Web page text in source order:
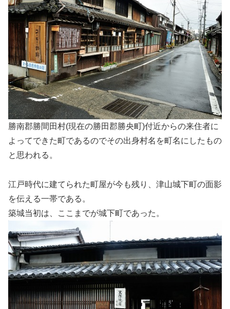
勝南郡勝間田村(現在の勝田郡勝央町)付近からの来住者に
よってできた町であるのでその出身村名を町名にしたもの
と思われる。
江戸時代に建てられた町屋が今も残り、津山城下町の面影
を伝える一帯である。
築城当初は、ここまでが城下町であった。